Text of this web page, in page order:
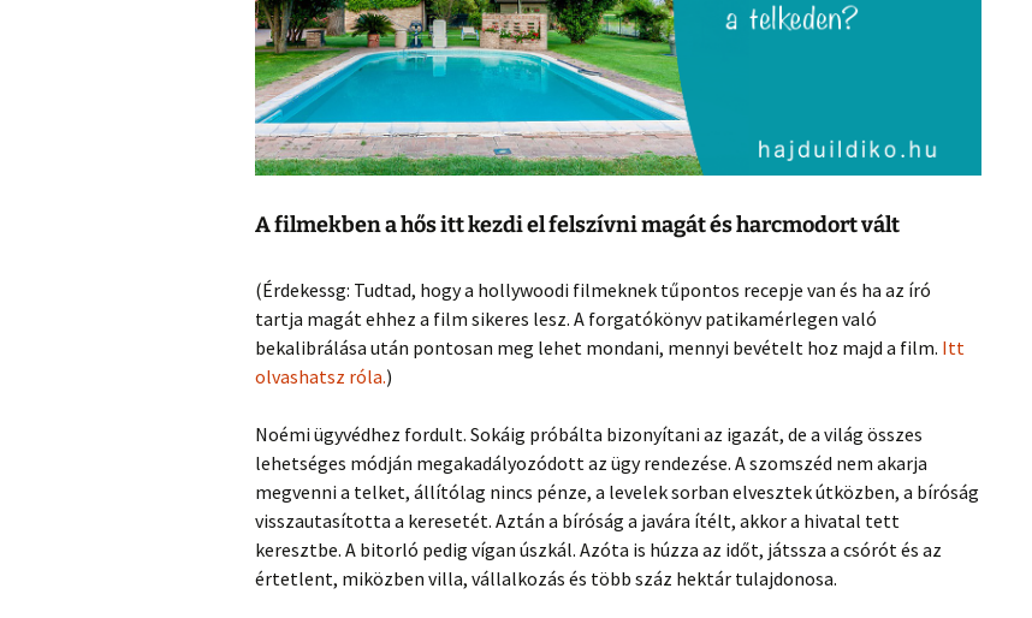
A filmekben a hős itt kezdi el felszívni magát és harcmodort vált
(Érdekessg: Tudtad, hogy a hollywoodi filmeknek tűpontos recepje van és ha az író
tartja magát ehhez a film sikeres lesz. A forgatókönyv patikamérlegen való
bekalibrálása után pontosan meg lehet mondani, mennyi bevételt hoz majd a film. Itt
olvashatsz róla.)
Noémi ügyvédhez fordult. Sokáig próbálta bizonyítani az igazát, de a világ összes
lehetséges módján megakadályozódott az ügy rendezése. A szomszéd nem akarja
megvenni a telket, állítólag nincs pénze, a levelek sorban elvesztek útközben, a bíróság
visszautasította a keresetét. Aztán a bíróság a javára ítélt, akkor a hivatal tett
keresztbe. A bitorló pedig vígan úszkál. Azóta is húzza az időt, játssza a csórót és az
értetlent, miközben villa, vállalkozás és több száz hektár tulajdonosa.